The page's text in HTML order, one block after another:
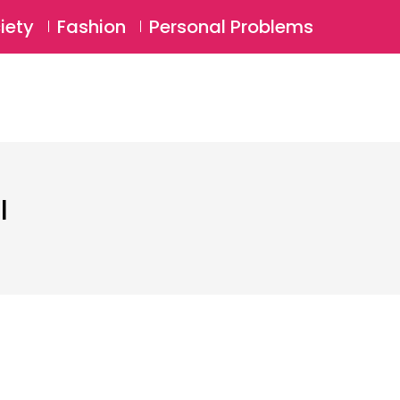
Login ⚲
Fashion Personal Problems